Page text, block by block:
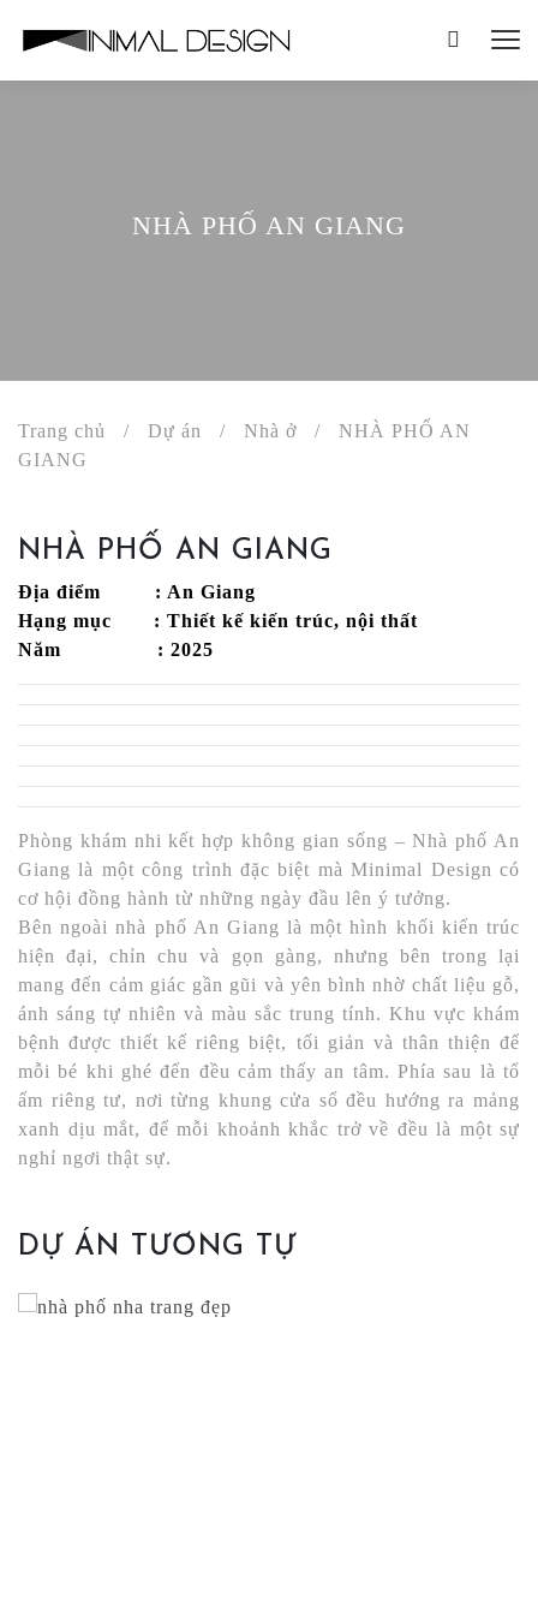
NHÀ PHỐ AN GIANG
Trang chủ / Dự án / Nhà ở /
NHÀ PHỐ AN
GIANG
NHÀ PHỐ AN GIANG
Địa điểm : An Giang
Hạng mục : Thiết kế kiến trúc, nội thất
Năm : 2025
Phòng khám nhi kết hợp không gian sống – Nhà phố An
Giang là một công trình đặc biệt mà Minimal Design có
cơ hội đồng hành từ những ngày đầu lên ý tưởng.
Bên ngoài nhà phố An Giang là một hình khối kiến trúc
hiện đại, chỉn chu và gọn gàng, nhưng bên trong lại
mang đến cảm giác gần gũi và yên bình nhờ chất liệu gỗ,
ánh sáng tự nhiên và màu sắc trung tính. Khu vực khám
bệnh được thiết kế riêng biệt, tối giản và thân thiện để
mỗi bé khi ghé đến đều cảm thấy an tâm. Phía sau là tổ
ấm riêng tư, nơi từng khung cửa sổ đều hướng ra mảng
xanh dịu mắt, để mỗi khoảnh khắc trở về đều là một sự
nghỉ ngơi thật sự.
DỰ ÁN TƯƠNG TỰ